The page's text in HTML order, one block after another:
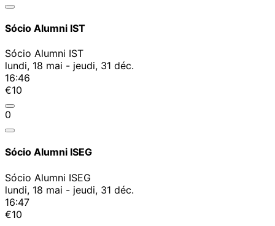
Sócio Alumni IST
Sócio Alumni IST
lundi, 18 mai - jeudi, 31 déc.
16:46
€10
0
Sócio Alumni ISEG
Sócio Alumni ISEG
lundi, 18 mai - jeudi, 31 déc.
16:47
€10